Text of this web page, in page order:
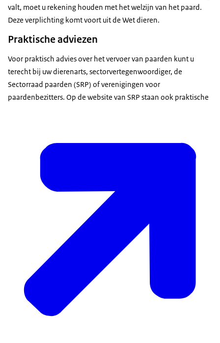
vraag deze aan bij de NVWA
getuigschrift van vakbekwaamheid:
valt, moet u rekening houden met het welzijn van het paard.
Deze verplichting komt voort uit de Wet dieren.
Praktische adviezen
Voor praktisch advies over het vervoer van paarden kunt u
terecht bij uw dierenarts, sectorvertegenwoordiger, de
Sectorraad paarden (SRP) of verenigingen voor
paardenbezitters. Op de website van SRP staan ook praktische